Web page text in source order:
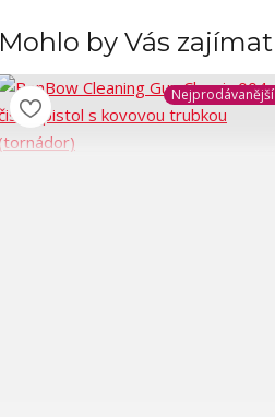
Mohlo by Vás zajímat
Nejprodávanější